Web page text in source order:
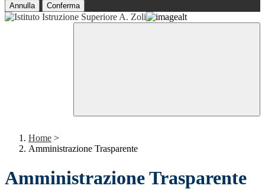
Annulla Conferma
Home >
Amministrazione Trasparente
Amministrazione Trasparente